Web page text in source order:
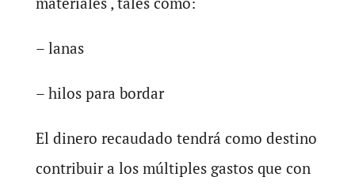
– lanas
– hilos para bordar
El dinero recaudado tendrá como destino
contribuir a los múltiples gastos que con